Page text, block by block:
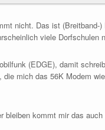
nicht. Das ist
viele Dorfschulen
(EDGE), damit
die mich das 56K Modem
bleiben kommt mir das auch